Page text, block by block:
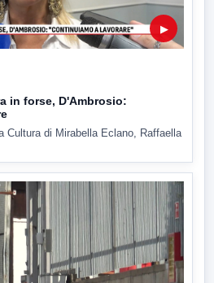
▶
in forse, D'Ambrosio:
Cultura di Mirabella Eclano, Raffaella